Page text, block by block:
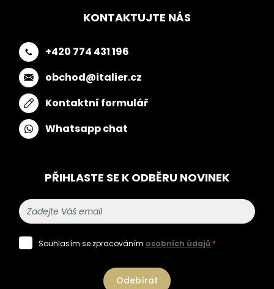
KONTAKTUJTE NÁS
+420 774 431 196
obchod@italier.cz
Kontaktní formulář
Whatsapp chat
PŘIHLASTE SE K ODBĚRU NOVINEK
Souhlasím se zpracováním osobních údajů *
Odebírat